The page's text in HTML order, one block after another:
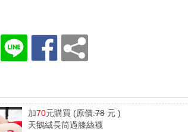
加70元購買 (原價:78元 )
天鵝絨長筒過膝絲襪